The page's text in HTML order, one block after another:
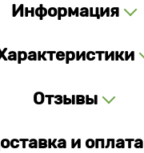
Информация
Отзывы
и оплата